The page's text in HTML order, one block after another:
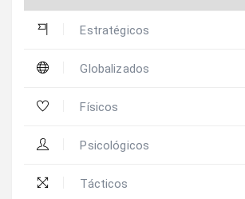
Estratégicos
Globalizados
Físicos
Psicológicos
Tácticos